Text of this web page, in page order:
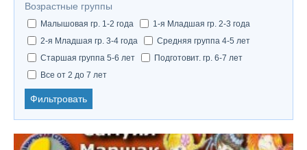
Возрастные группы
Малышовая гр. 1-2 года
1-я Младшая гр. 2-3 года
2-я Младшая гр. 3-4 года
Средняя группа 4-5 лет
Старшая группа 5-6 лет
Подготовит. гр. 6-7 лет
Все от 2 до 7 лет
Фильтровать